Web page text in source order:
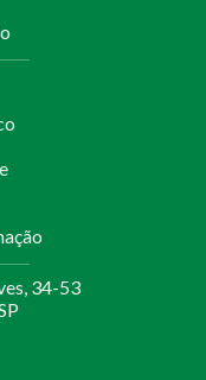
34-53